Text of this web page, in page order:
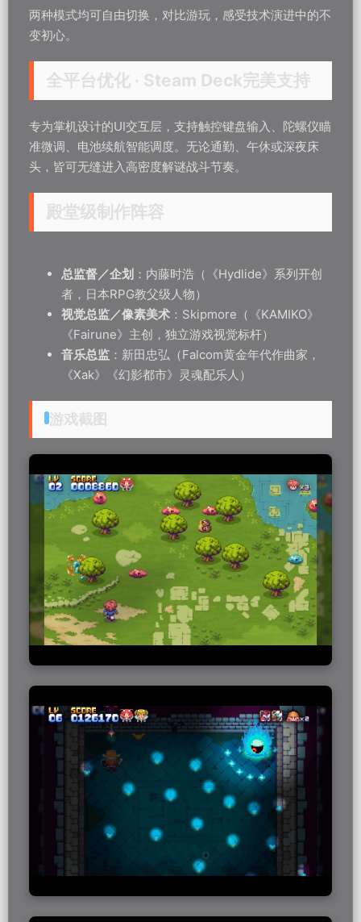
两种模式均可自由切换，对比游玩，感受技术演进中的不
变初心。
全平台优化 · Steam Deck完美支持
专为掌机设计的UI交互层，支持触控键盘输入、陀螺仪瞄
准微调、电池续航智能调度。无论通勤、午休或深夜床
头，皆可无缝进入高密度解谜战斗节奏。
殿堂级制作阵容
总监督／企划 ：内藤时浩（《Hydlide》系列开创
者，日本RPG教父级人物）
视觉总监／像素美术 ：Skipmore（《KAMIKO》
《Fairune》主创，独立游戏视觉标杆）
音乐总监 ：新田忠弘（Falcom黄金年代作曲家，
《Xak》《幻影都市》灵魂配乐人）
游戏截图